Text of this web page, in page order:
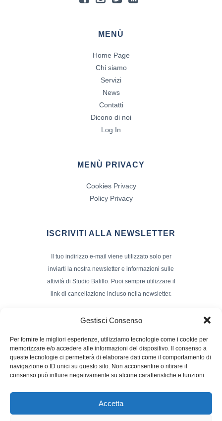
Gestisci Consenso
Per fornire le migliori esperienze, utilizziamo tecnologie come i cookie per
memorizzare e/o accedere alle informazioni del dispositivo. Il consenso a
queste tecnologie ci permetterà di elaborare dati come il comportamento di
navigazione o ID unici su questo sito. Non acconsentire o ritirare il
consenso può influire negativamente su alcune caratteristiche e funzioni.
Accetta
MENÙ
Home Page
Chi siamo
Servizi
News
Contatti
Dicono di noi
Log In
MENÙ PRIVACY
Cookies Privacy
Policy Privacy
ISCRIVITI ALLA NEWSLETTER
Il tuo indirizzo e-mail viene utilizzato solo per
inviarti la nostra newsletter e informazioni sulle
attività di Studio Balillo. Puoi sempre utilizzare il
link di cancellazione incluso nella newsletter.
Nome e Cognome